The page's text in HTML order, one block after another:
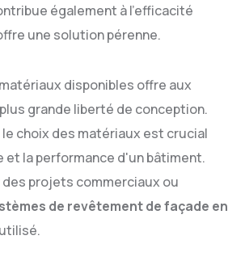
également à l'efficacité
une solution pérenne.
disponibles offre aux
grande liberté de conception.
choix des matériaux est crucial
la performance d'un bâtiment.
projets commerciaux ou
de revêtement de façade en